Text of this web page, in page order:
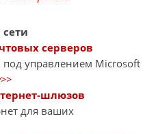
серверов
управлением Microsoft
шлюзов
для ваших